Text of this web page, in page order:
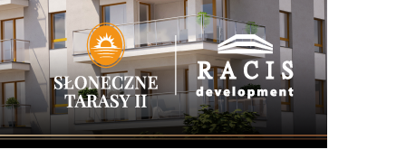
Sport
Kultura
Wiadomości z regionu